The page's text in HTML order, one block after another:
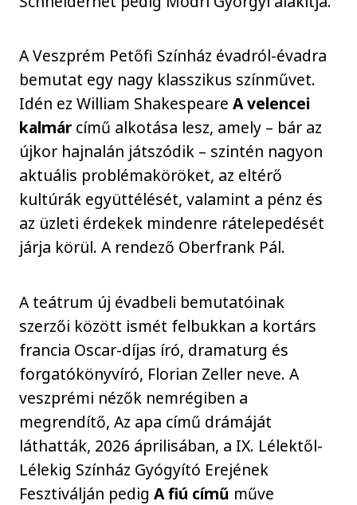
A Veszprém Petőfi Színház évadról-évadra
bemutat egy nagy klasszikus színművet.
Idén ez William ShakespeareA velencei
kalmár című alkotása lesz, amely – bár az
újkor hajnalán játszódik – szintén nagyon
aktuális problémaköröket, az eltérő
kultúrák együttélését, valamint a pénz és
az üzleti érdekek mindenre rátelepedését
járja körül. A rendező Oberfrank Pál.
A teátrum új évadbeli bemutatóinak
szerzői között ismét felbukkan a kortárs
francia Oscar-díjas író, dramaturg és
forgatókönyvíró, Florian Zeller neve. A
veszprémi nézők nemrégiben a
megrendítő, Az apa című drámáját
láthatták, 2026 áprilisában, a IX. Lélektől-
Lélekig Színház Gyógyító Erejének
Fesztiválján pedigA fiú című műve